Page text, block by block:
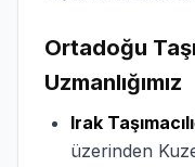
Ortadoğu
Uzmanlığımız
Irak
üzerinden